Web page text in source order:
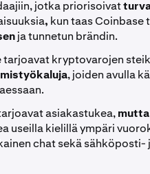
jotka priorisoivat
, kun taas Coinbase
ja tunnetun brändin.
tarjoavat kryptovarojen
, joiden avulla
asiakastukea,
useilla kielillä ympäri
chat sekä